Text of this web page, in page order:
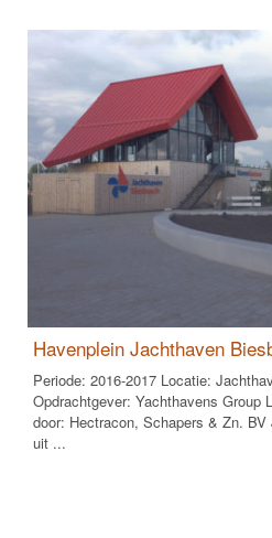
Havenplein Jachthaven
Periode: 2016-2017 Locatie:
Opdrachtgever: Yachthavens Group
door: Hectracon, Schapers & Zn.
uit ...